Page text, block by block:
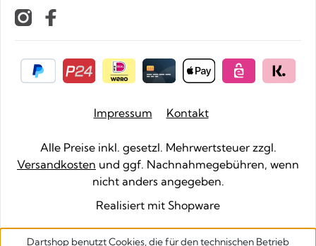
Impressum Kontakt
Alle Preise inkl. gesetzl. Mehrwertsteuer zzgl.
Versandkosten und ggf. Nachnahmegebühren, wenn
nicht anders angegeben.
Realisiert mit Shopware
Dartshop benutzt Cookies, die für den technischen Betrieb